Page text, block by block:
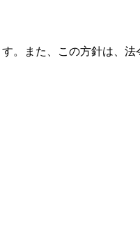
。また、この方針は、